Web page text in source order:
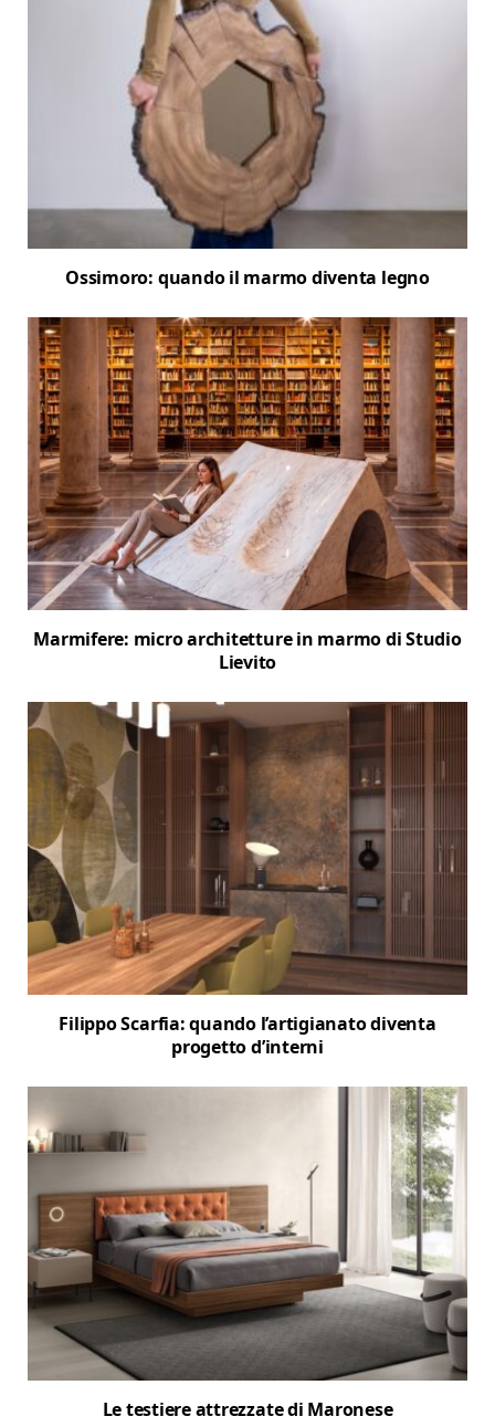
Ossimoro: quando il marmo diventa legno
Marmifere: micro architetture in marmo di Studio
Lievito
Filippo Scarfia: quando l’artigianato diventa
progetto d’interni
Le testiere attrezzate di Maronese